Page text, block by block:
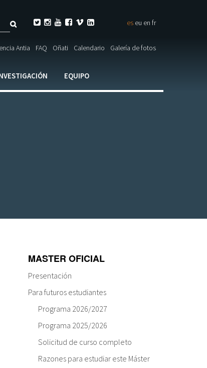
Buscar
       es eu en fr
Antia FAQ Oñati Calendario Galería de fotos
EQUIPO
MASTER OFICIAL
Presentación
Para futuros estudiantes
Programa 2026/2027
Programa 2025/2026
Solicitud de curso completo
Razones para estudiar este Máster